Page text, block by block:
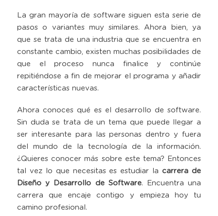
La gran mayoría de software siguen esta serie de
pasos o variantes muy similares. Ahora bien, ya
que se trata de una industria que se encuentra en
constante cambio, existen muchas posibilidades de
que el proceso nunca finalice y continúe
repitiéndose a fin de mejorar el programa y añadir
características nuevas.
Ahora conoces qué es el desarrollo de software.
Sin duda se trata de un tema que puede llegar a
ser interesante para las personas dentro y fuera
del mundo de la tecnología de la información.
¿Quieres conocer más sobre este tema? Entonces
tal vez lo que necesitas es estudiar lacarrera de
Diseño y Desarrollo de Software. Encuentra una
carrera que encaje contigo y empieza hoy tu
camino profesional.